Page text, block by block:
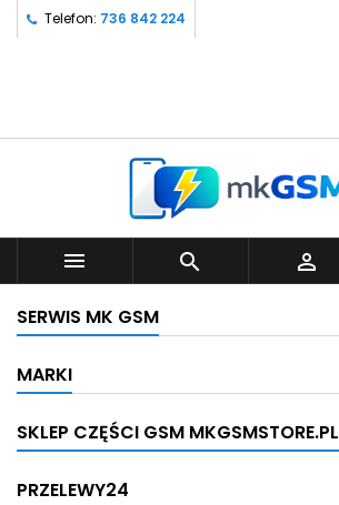
Telefon: 736 842 224
  
SERWIS MK GSM
MARKI
SKLEP CZĘŚCI GSM MKGSMSTORE.PL
PRZELEWY24